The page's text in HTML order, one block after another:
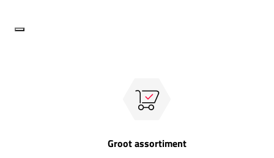
Groot assortiment